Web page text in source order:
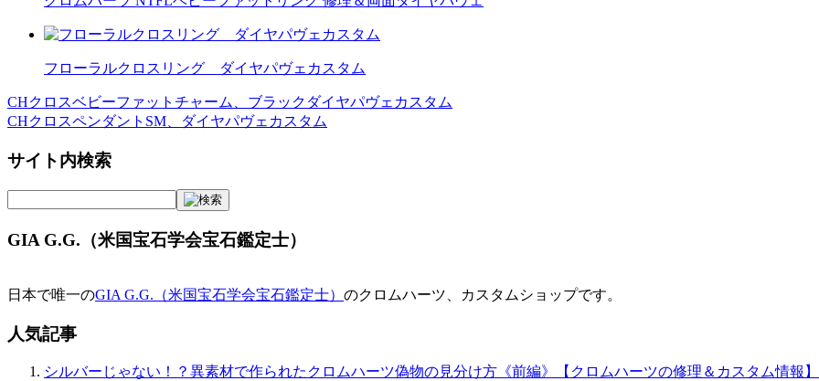
フローラルクロスリング ダイヤパヴェカスタム
投
稿
ナ
ビ
ー
シ
ン
CHクロスベビーファットチャーム、ブラックダイヤパヴェカスタム
CHクロスペンダントSM、ダイヤパヴェカスタム
サイト内検索
GIA G.G.（米国宝石学会宝石鑑定士）
日本で唯一のGIA G.G.（米国宝石学会宝石鑑定士） のクロムハーツ、カスタムショップです。
人気記事
シルバーじゃない！？異素材で作られたクロムハーツ偽物の見分け方《前編》【クロムハーツの修理＆カスタム情報】